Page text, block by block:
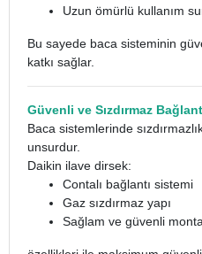
Uzun ömürlü kullanım
Bu sayede baca sisteminin
katkı sağlar.
Güvenli ve Sızdırmaz
Baca sistemlerinde
unsurdur.
Daikin ilave dirsek:
Contalı bağlantı sistemi
Gaz sızdırmaz yapı
Sağlam ve güvenli